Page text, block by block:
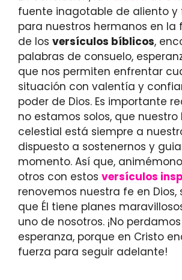
fuente inagotable de aliento y
para nuestros hermanos en la
de los versículos bíblicos,
palabras de consuelo,
que nos permiten enfrentar
situación con valentía y
poder de Dios. Es importante
no estamos solos, que nuestro
celestial está siempre a
dispuesto a sostenernos y
momento. Así que,
otros con estos versículos
renovemos nuestra fe en Dios,
que Él tiene planes
uno de nosotros. ¡No
esperanza, porque en Cristo
fuerza para seguir adelante!